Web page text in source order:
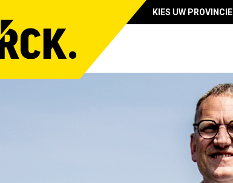
KIES UW PROVINCIE